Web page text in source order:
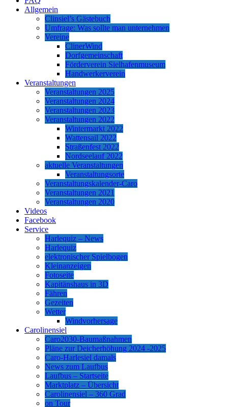
Allgemein
Clinsiel’s Gästebuch
Umfrage: Was sollte man unternehmen
Vereine
ClinerWind
Dorfgemeinschaft
Förderverein Sielhafenmuseum
Handwerkerverein
Veranstaltungen
Veranstaltungen 2025
Veranstaltungen 2024
Veranstaltungen 2023
Veranstaltungen 2022
Wintermarkt 2022
Wattensail 2022
Straßenfest 2022
Nordseelauf 2022
aktuelle Veranstaltungen
Veranstaltungsorte
Veranstaltungskalender-Caro
Veranstaltungen 2021
Veranstaltungen 2020
Videos
Facebook
Service
Harlequiz – News
Harlequiz
elektronischer Spielbogen
Kleinanzeigen
Fotoseite
Kapitänshaus in 3D
Fähren
Gezeiten
Wetter
Windvorhersage
Carolinensiel
Caro2030-Baumaßnahmen
Pläne zur Deicherhöhung 2024 -2025
Caro-Harlesiel damals
News zum Laufbus
Laufbus – Startseite
Marktplatz – Übersicht
Carolinensiel – 360 Grad
on Tour